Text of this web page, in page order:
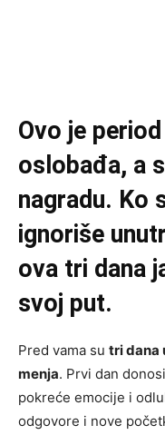
Ovo je
oslobađa, a
nagradu. Ko
ignoriše
ova tri dana
svoj put.
Pred vama su tri dana
menja. Prvi dan
pokreće emocije i
odgovore i nove